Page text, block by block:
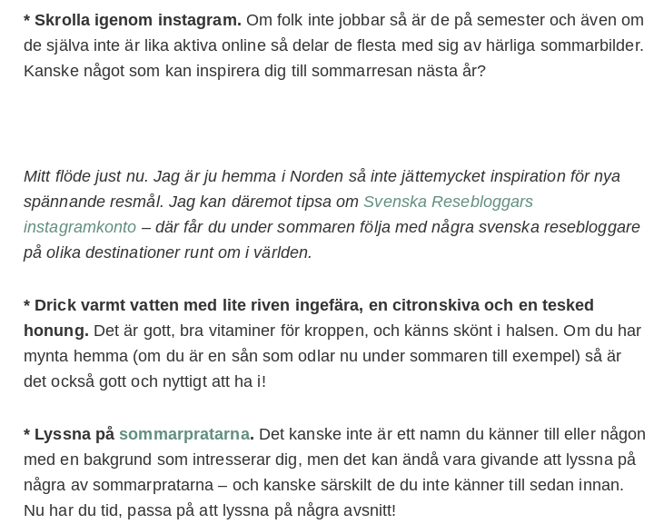
* Skrolla igenom instagram. Om folk inte jobbar så är de på semester och även om
de själva inte är lika aktiva online så delar de flesta med sig av härliga sommarbilder.
Kanske något som kan inspirera dig till sommarresan nästa år?
Mitt flöde just nu. Jag är ju hemma i Norden så inte jättemycket inspiration för nya
spännande resmål. Jag kan däremot tipsa omSvenska Resebloggars
instagramkonto – där får du under sommaren följa med några svenska resebloggare
på olika destinationer runt om i världen.
* Drick varmt vatten med lite riven ingefära, en citronskiva och en tesked
honung. Det är gott, bra vitaminer för kroppen, och känns skönt i halsen. Om du har
mynta hemma (om du är en sån som odlar nu under sommaren till exempel) så är
det också gott och nyttigt att ha i!
* Lyssna påsommarpratarna. Det kanske inte är ett namn du känner till eller någon
med en bakgrund som intresserar dig, men det kan ändå vara givande att lyssna på
några av sommarpratarna – och kanske särskilt de du inte känner till sedan innan.
Nu har du tid, passa på att lyssna på några avsnitt!